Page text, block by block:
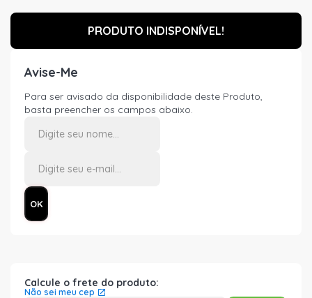
PRODUTO INDISPONÍVEL!
Avise-Me
Para ser avisado da disponibilidade deste Produto,
basta preencher os campos abaixo.
Calcule o frete do produto:
Não sei meu cep